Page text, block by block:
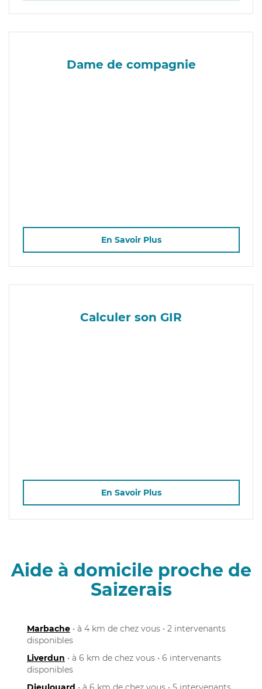
Dame de compagnie
En Savoir Plus
Calculer son GIR
En Savoir Plus
Aide à domicile proche de
Saizerais
Marbache • à 4 km de chez vous • 2 intervenants
disponibles
Liverdun • à 6 km de chez vous • 6 intervenants
disponibles